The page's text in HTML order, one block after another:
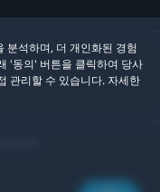
분석하며, 더 개인화된 경험
'동의' 버튼을 클릭하여 당사
관리할 수 있습니다. 자세한